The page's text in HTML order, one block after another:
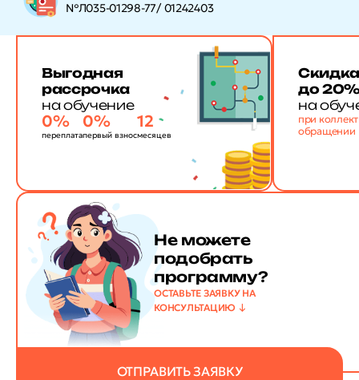
№Л035-01298-77/ 01242403
Выгодная
рассрочка
на обучение
0%
переплата
0%
первый взнос
12
месяцев
до
на
при
обращении
Не можете
подобрать
программу?
ОСТАВЬТЕ ЗАЯВКУ НА
КОНСУЛЬТАЦИЮ
ОТПРАВИТЬ ЗАЯВКУ